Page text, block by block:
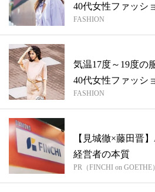
40代女性ファッシ
FASHION
気温17度～19度の
40代女性ファッシ
FASHION
【見城徹×藤田晋
経営者の本質
PR（FINCHI on GOETHE）